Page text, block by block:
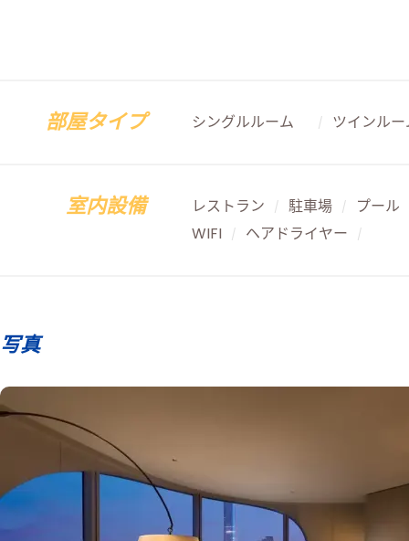
部屋タイプ シングルルーム / ツインル
室内設備 レストラン / 駐車場 /
プール
WIFI
/ ヘアドライヤー /
写真